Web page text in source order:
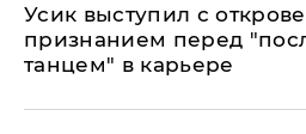
Усик выступил с
признанием перед
танцем" в карьере